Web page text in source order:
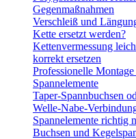
Gegenmaßnahmen
Verschleiß und
Kette ersetzt werden?
Kettenvermessung
korrekt ersetzen
Professionelle
Spannelemente
Taper-Spannbuchsen
Welle-Nabe-
Spannelemente richtig
Buchsen und